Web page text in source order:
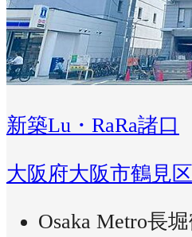
新築Lu・RaRa諸口
大阪府大阪市鶴見
Osaka Metro長